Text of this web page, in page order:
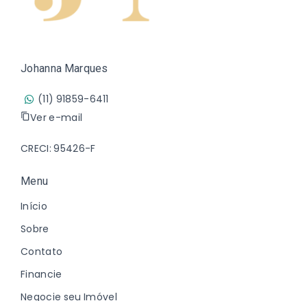
Johanna Marques
(11) 91859-6411
Ver e-mail
CRECI: 95426-F
Menu
Início
Sobre
Contato
Financie
Negocie seu Imóvel